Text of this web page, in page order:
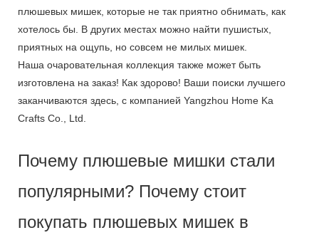
плюшевых мишек, которые не так приятно обнимать, как
хотелось бы. В других местах можно найти пушистых,
приятных на ощупь, но совсем не милых мишек.
Наша очаровательная коллекция также может быть
изготовлена ​​на заказ! Как здорово! Ваши поиски лучшего
заканчиваются здесь, с компанией Yangzhou Home Ka
Crafts Co., Ltd.
Почему плюшевые мишки стали
популярными? Почему стоит
покупать плюшевых мишек в